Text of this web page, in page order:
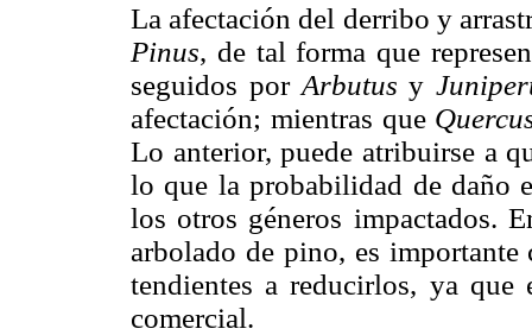
La afectación del derribo y
Pinus, de tal forma que
seguidos por Arbutus y
afectación; mientras que
Lo anterior, puede atribuirse a
lo que la probabilidad de daño
los otros géneros impactados.
arbolado de pino, es
tendientes a reducirlos, ya
comercial.